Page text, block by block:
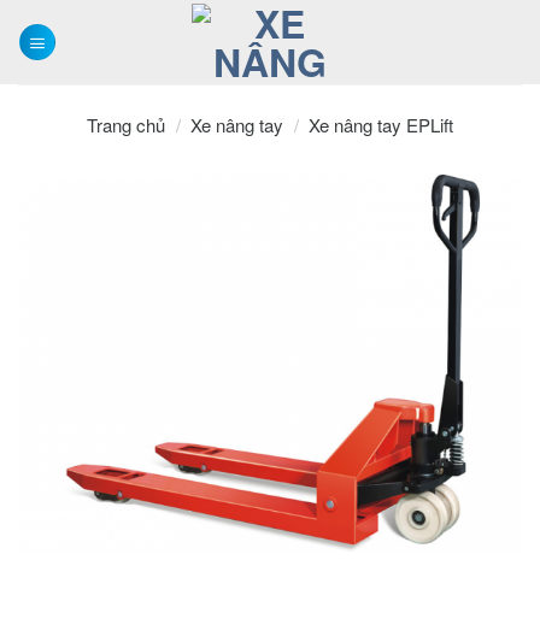
Trang chủ / Xe nâng tay / Xe nâng tay EPLift